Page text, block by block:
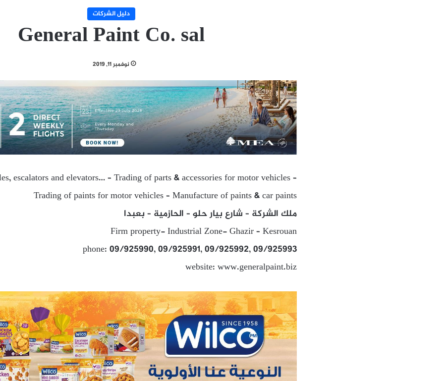
دليل الشركات
General Paint Co. sal
نوفمبر 11, 2019
escalators and elevators… – Trading of parts & accessories for motor vehicles –
Trading of paints for motor vehicles – Manufacture of paints & car paints
ملك الشركة – شارع بيار حلو – الحازمية – بعبدا
Firm property- Industrial Zone- Ghazir – Kesrouan
phone: 09/925990, 09/925991, 09/925992, 09/925993
website: www.generalpaint.biz